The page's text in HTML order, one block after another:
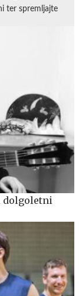
ter spremljajte
dolgoletni